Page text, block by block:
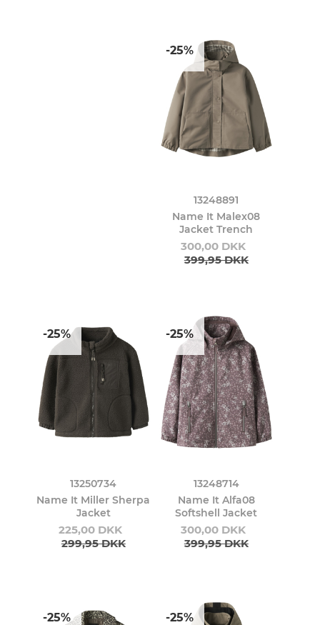
-25%
13248891
Name It Malex08
Jacket Trench
300,00 DKK
399,95 DKK
-25%
13250734
Name It Miller Sherpa
Jacket
225,00 DKK
299,95 DKK
-25%
13248714
Name It Alfa08
Softshell Jacket
300,00 DKK
399,95 DKK
-25% -25%